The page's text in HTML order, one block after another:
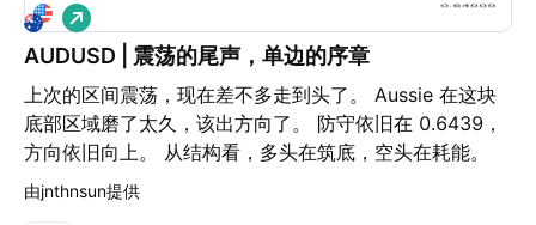
AUDUSD | 震荡的尾声，单边的序章
上次的区间震荡，现在差不多走到头了。 Aussie 在这块
底部区域磨了太久，该出方向了。 防守依旧在 0.6439，
方向依旧向上。 从结构看，多头在筑底，空头在耗能。
只要不破防守线，这里就是启动点。 上方目标仍看
做
多
由jnthnsun提供